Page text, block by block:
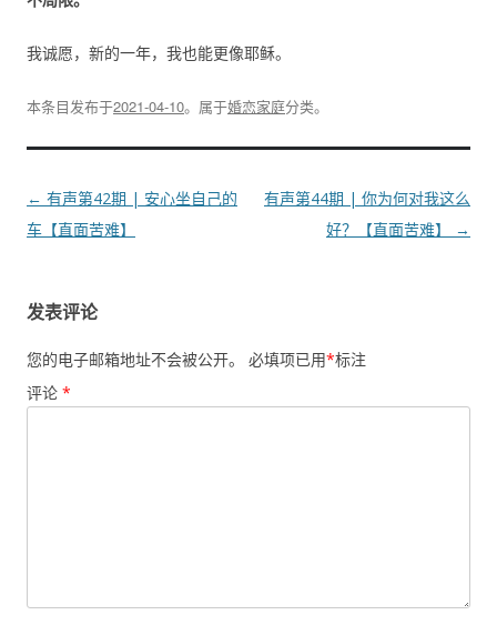
我诚愿，新的一年，我也能更像耶稣。
本条目发布于2021-04-10。属于婚恋家庭分类。
文
章
← 有声第42期 | 安心坐自己的
车【直面苦难】
有声第44期 | 你为何对我这么
好？【直面苦难】
→
发表评论
您的电子邮箱地址不会被公开。 必填项已用*标注
评论 *